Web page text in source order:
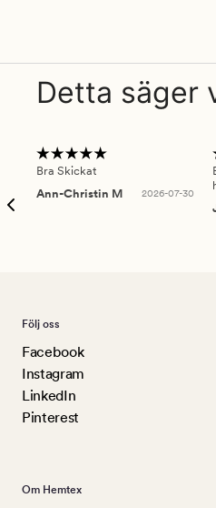
Detta säger
Bra Skickat
Ann-Christin M
2026-07-30
Följ oss
Facebook
Instagram
LinkedIn
Pinterest
Om Hemtex